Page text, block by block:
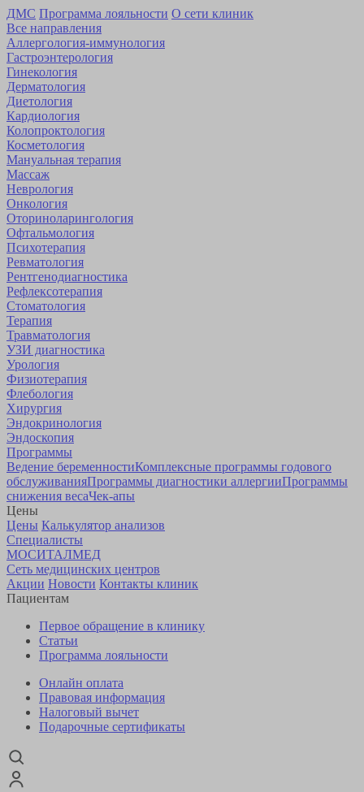
ДМС Программа лояльности О сети клиник
Все направления
Аллергология-иммунология
Гастроэнтерология
Гинекология
Дерматология
Диетология
Кардиология
Коло­проктология
Косметология
Мануальная терапия
Массаж
Неврология
Онкология
Оторино­ларингология
Офтальмология
Психотерапия
Ревматология
Рентгенодиагностика
Рефлексотерапия
Стоматология
Терапия
Травматология
УЗИ диагностика
Урология
Физиотерапия
Флебология
Хирургия
Эндокринология
Эндоскопия
Программы
Ведение беременностиКомплексные программы годового
обслуживанияПрограммы диагностики аллергииПрограммы
снижения весаЧек-апы
Цены
Цены Калькулятор анализов
Специалисты
МОСИТАЛМЕД
Сеть медицинских центров
Акции Новости Контакты клиник
Пациентам
Первое обращение в клинику
Статьи
Программа лояльности
Онлайн оплата
Правовая информация
Налоговый вычет
Подарочные сертификаты